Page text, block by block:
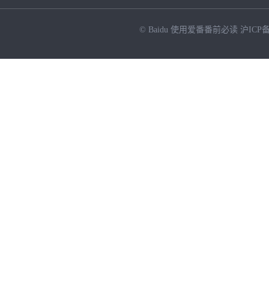
© Baidu 使用爱番番前必读 沪ICP